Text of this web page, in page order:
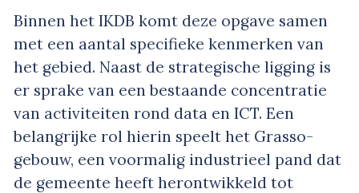
Binnen het IKDB komt deze opgave samen
met een aantal specifieke kenmerken van
het gebied. Naast de strategische ligging is
er sprake van een bestaande concentratie
van activiteiten rond data en ICT. Een
belangrijke rol hierin speelt het Grasso-
gebouw, een voormalig industrieel pand dat
de gemeente heeft herontwikkeld tot